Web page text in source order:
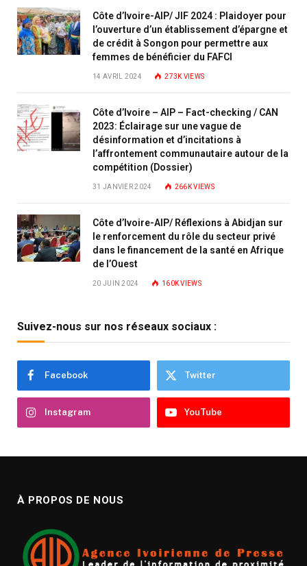
Côte d’Ivoire-AIP/ JIF 2024 : Plaidoyer pour
l’ouverture d’un établissement d’épargne et
de crédit à Songon pour permettre aux
femmes de bénéficier du FAFCI
14 AVRIL 2024 273K VIEWS
Côte d’Ivoire – AIP – Fact-checking / CAN
2023: Éclairage sur une vague de
désinformation et d’incitations à
l’affrontement communautaire autour de la
compétition (Dossier)
31 JANVIER 2024 266KVIEWS
Côte d’Ivoire-AIP/ Réflexions à Abidjan sur
le renforcement du rôle du secteur privé
dans le financement de la santé en Afrique
de l’Ouest
20 JUIN 2024 160KVIEWS
Suivez-nous sur nos réseaux sociaux :
Facebook Twitter
Instagram YouTube
À PROPOS DE NOUS